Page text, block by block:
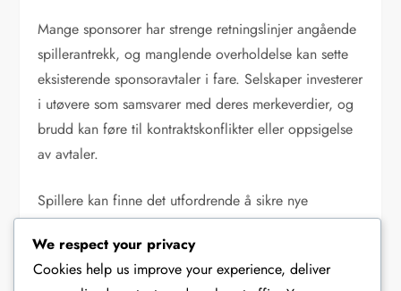
Mange sponsorer har strenge retningslinjer angående
spillerantrekk, og manglende overholdelse kan sette
eksisterende sponsoravtaler i fare. Selskaper investerer
i utøvere som samsvarer med deres merkeverdier, og
brudd kan føre til kontraktskonflikter eller oppsigelse
av avtaler.
Spillere kan finne det utfordrende å sikre nye
sponsoravtaler hvis de har en historie med
antrekksrelaterte problemer. Å opprettholde
overholdelse er avgjørende for å fremme positive
We respect your privacy
Cookies help us improve your experience, deliver